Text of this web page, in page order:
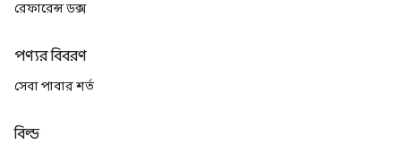
রেফারেন্স ডক্স
পণ্যর বিবরণ
সেবা পাবার শর্ত
বিল্ড